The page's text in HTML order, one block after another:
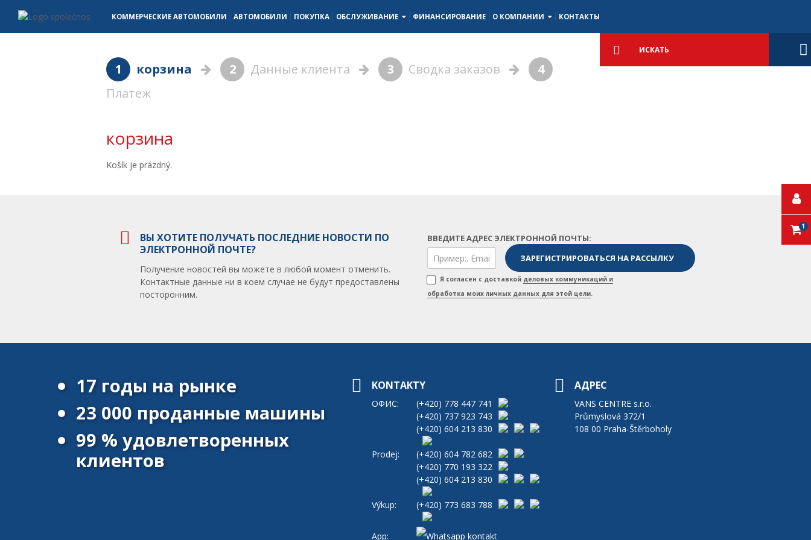
КОММЕРЧЕСКИЕ АВТОМОБИЛИ АВТОМОБИЛИ ПОКУПКА ОБСЛУЖИВАНИЕ ФИНАНСИРОВАНИЕ О КОМПАНИИ КОНТАКТЫ
Подробный
поиск Искать
1
1 корзина 2 Данные клиента 3 Сводка заказов
4
Платеж
корзина
Košík je prázdný.
ВЫ ХОТИТЕ ПОЛУЧАТЬ ПОСЛЕДНИЕ НОВОСТИ ПО
ЭЛЕКТРОННОЙ ПОЧТЕ?
Получение новостей вы можете в любой момент отменить.
Контактные данные ни в коем случае не будут предоставлены
посторонним.
ВВЕДИТЕ АДРЕС ЭЛЕКТРОННОЙ ПОЧТЫ:
Я согласен с доставкой деловых коммуникаций и
обработка моих личных данных для этой цели.
17 годы на рынке
23 000 проданные машины
99 % удовлетворенных
клиентов
KONTAKTY
ОФИС: (+420) 778 447 741
(+420) 737 923 743
(+420) 604 213 830
Prodej: (+420) 604 782 682
(+420) 770 193 322
(+420) 604 213 830
Výkup: (+420) 773 683 788
App:
АДРЕС
VANS CENTRE s.r.o.
Průmyslová 372/1
108 00 Praha-Štěrboholy